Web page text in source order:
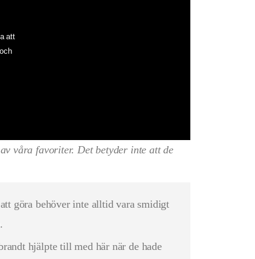
att
våra favoriter. Det betyder inte att de
göra behöver inte alltid vara smidigt
hjälpte till med här när de hade